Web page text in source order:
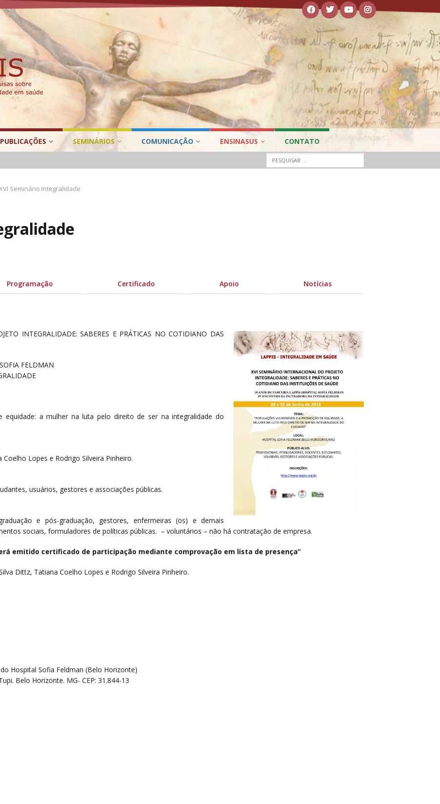
PUBLICAÇÕES SEMINÁRIOS COMUNICAÇÃO ENSINASUS CONTATO
Seminário Integralidade
Programação Certificado Apoio Notícias
INTEGRALIDADE: SABERES E PRÁTICAS NO COTIDIANO DAS
FELDMAN
equidade: a mulher na luta pelo direito de ser na integralidade do
Lopes e Rodrigo Silveira Pinheiro.
usuários, gestores e associações públicas.
e pós-graduação, gestores, enfermeiras (os) e demais
sociais, formuladores de políticas públicas. – voluntários – não há contratação de empresa.
emitido certificado de participação mediante comprovação em lista de presença”
Dittz, Tatiana Coelho Lopes e Rodrigo Silveira Pinheiro.
Hospital Sofia Feldman (Belo Horizonte)
Belo Horizonte. MG- CEP: 31.844-13